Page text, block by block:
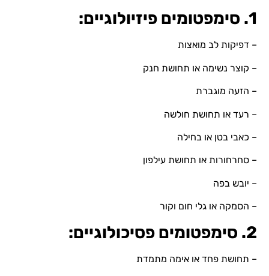
1. סימפטומים פיזיולוגיים:
– דפיקות לב מואצות
– קוצר נשימה או תחושת חנק
– הזעה מוגברת
– רעד או תחושת חולשה
– כאבי בטן או בחילה
– סחרחורות או תחושת עילפון
– יובש בפה
– הסמקה או גלי חום וקור
2. סימפטומים פסיכולוגיים:
– תחושת פחד או אימה מתמדת